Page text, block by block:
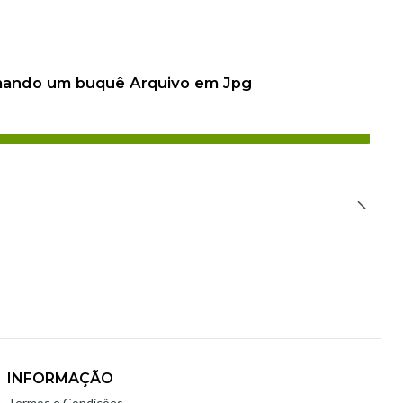
um buquê Arquivo em Jpg
INFORMAÇÃO